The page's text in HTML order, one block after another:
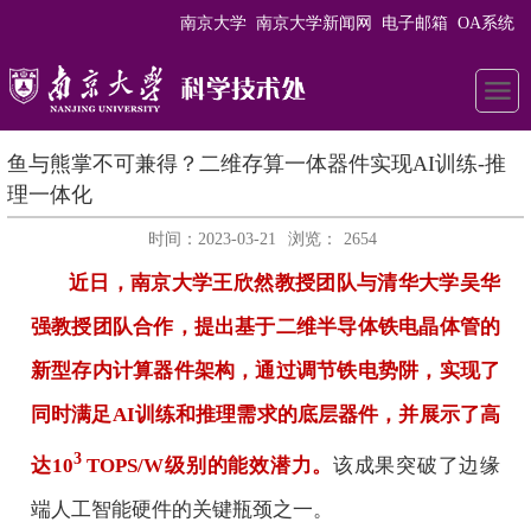
南京大学 南京大学新闻网 电子邮箱 OA系统
鱼与熊掌不可兼得？二维存算一体器件实现AI训练-推
理一体化
时间：2023-03-21 浏览： 2654
近日，南京大学王欣然教授团队与清华大学吴华
强教授团队合作，提出基于二维半导体铁电晶体管的
新型存内计算器件架构，通过调节铁电势阱，实现了
同时满足AI训练和推理需求的底层器件，并展示了高
达103TOPS/W级别的能效潜力。 该成果突破了边缘
端人工智能硬件的关键瓶颈之一。